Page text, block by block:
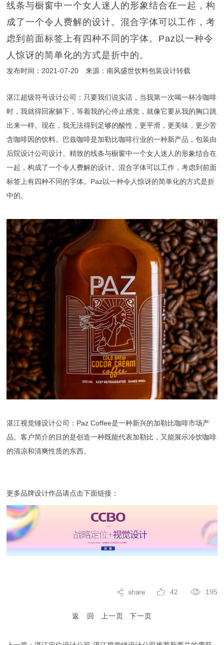
线条与橱窗中一个女人迷人的形象结合在一起，构
成了一个令人费解的设计。混合字体可以工作，考
虑到前面标签上有四种不同的字体。Paz以一种令
人惊讶的简单化的方式是折中的。
发布时间：2021-07-20 来源：南风盛世饮料包装设计转载
湛江超级符号设计公司 ：只要我们说实话，当我第一次喝一杯冷咖啡
时，我就得回家躺下，等着我的心停止感觉，就像它要从我的胸口跳
出来一样。现在，我无法得到足够的酸性，更平滑，更美味，更少苦
含咖啡因的饮料。巴兹咖啡是加勒比咖啡行业的一种新产品，包装由
后院设计公司设计。精致的线条与橱窗中一个女人迷人的形象结合在
一起，构成了一个令人费解的设计。混合字体可以工作，考虑到前面
标签上有四种不同的字体。Paz以一种令人惊讶的简单化的方式是折
中的。
湛江视觉锤设计公司 ：Paz Coffee是一种新兴的加勒比咖啡市场产
品。客户简介的目的是创造一种既能代表加勒比，又能展示冷饮咖啡
的清凉和清爽性质的东西。
更多品牌设计作品请点击下面链接：
42 195
返 回 上一页 下一页